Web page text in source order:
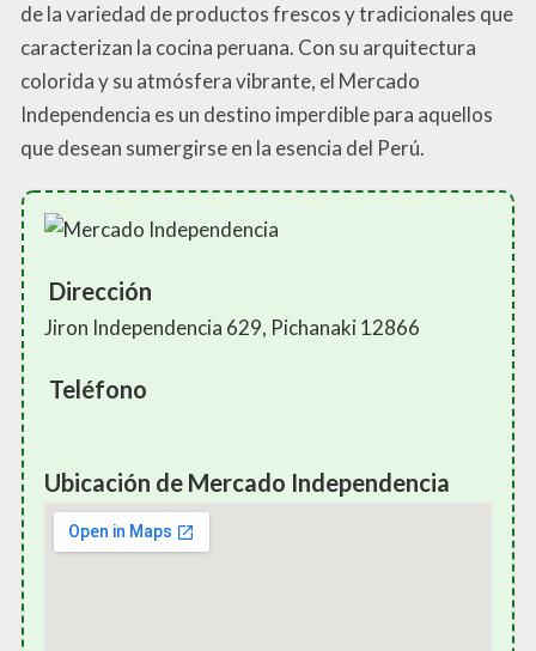
de la variedad de productos frescos y tradicionales que
caracterizan la cocina peruana. Con su arquitectura
colorida y su atmósfera vibrante, el Mercado
Independencia es un destino imperdible para aquellos
que desean sumergirse en la esencia del Perú.
Dirección
Jiron Independencia 629, Pichanaki 12866
Teléfono
Ubicación de Mercado Independencia